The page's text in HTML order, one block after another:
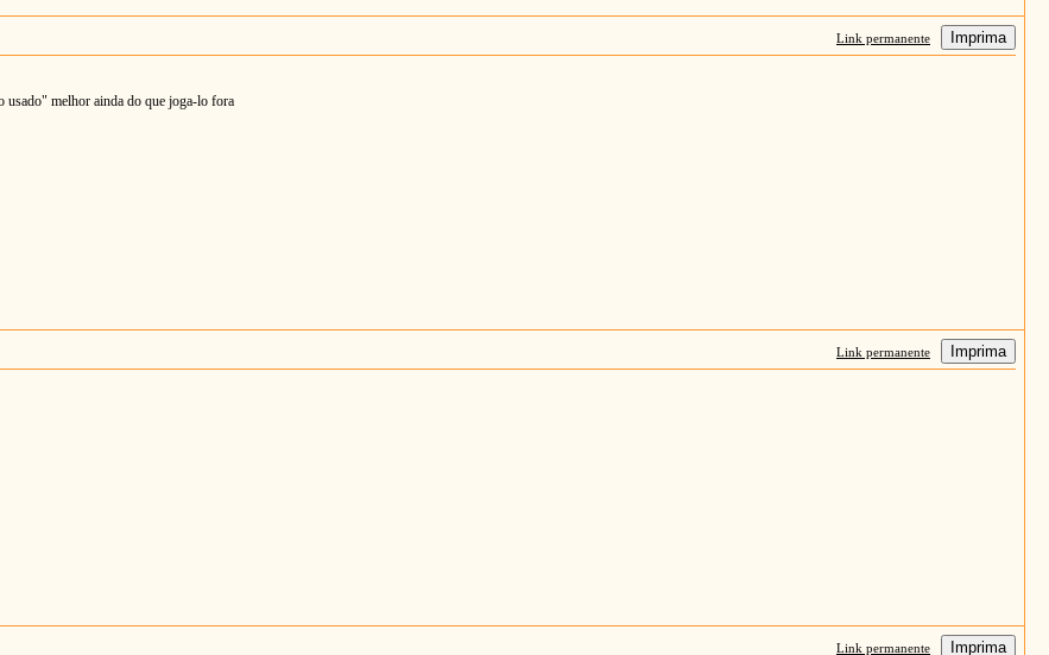
Link permanente Imprima
usado" melhor ainda do que joga-lo fora
Link permanente Imprima
Link permanente Imprima